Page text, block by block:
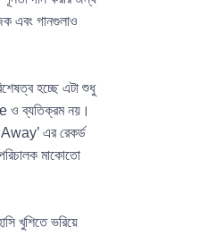
এবং গানগুলাও
হচ্ছে এটা শুধু
ও ব্যতিক্রম নয়।
Away’ এর রেকর্ড
মাকোতো
খুশিতে ভরিয়ে